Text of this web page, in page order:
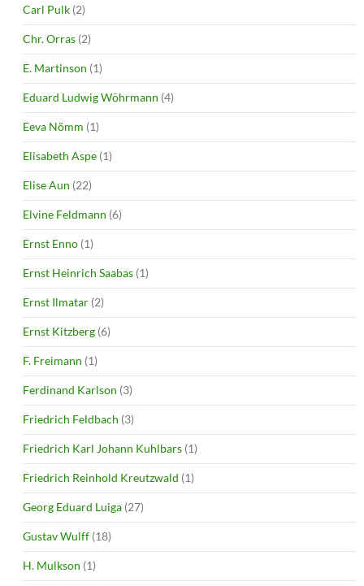
Carl Pulk (2)
Chr. Orras (2)
E. Martinson (1)
Eduard Ludwig Wöhrmann (4)
Eeva Nõmm (1)
Elisabeth Aspe (1)
Elise Aun (22)
Elvine Feldmann (6)
Ernst Enno (1)
Ernst Heinrich Saabas (1)
Ernst Ilmatar (2)
Ernst Kitzberg (6)
F. Freimann (1)
Ferdinand Karlson (3)
Friedrich Feldbach (3)
Friedrich Karl Johann Kuhlbars (1)
Friedrich Reinhold Kreutzwald (1)
Georg Eduard Luiga (27)
Gustav Wulff (18)
H. Mulkson (1)